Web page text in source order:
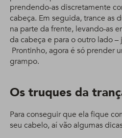
prendendo-as discretamente
cabeça. Em seguida, trance as
na parte da frente, levando-as
da cabeça e para o outro lado –
Prontinho, agora é só prender
grampo.
Os truques da
Para conseguir que ela fique
seu cabelo, aí vão algumas